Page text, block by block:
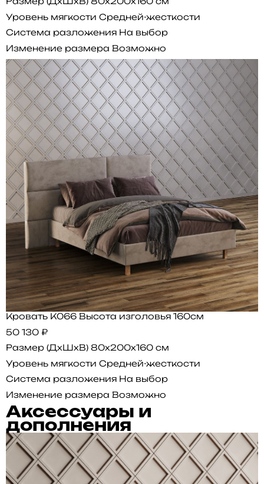
Уровень мягкости Средней-жесткости
Система разложения На выбор
Изменение размера Возможно
Кровать K066 Высота изголовья 160см
50 130 ₽
Размер (ДхШхВ) 80x200x160 см
Уровень мягкости Средней-жесткости
Система разложения На выбор
Изменение размера Возможно
Аксессуары и
дополнения